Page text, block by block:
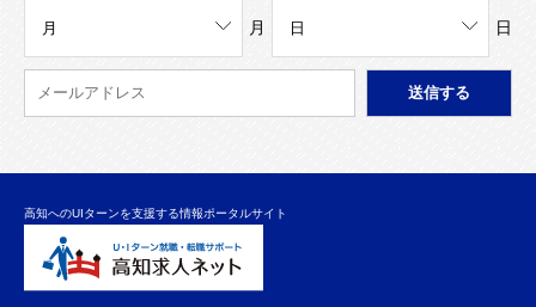
月 日
高知へのUIターンを支援する情報ポータルサイト